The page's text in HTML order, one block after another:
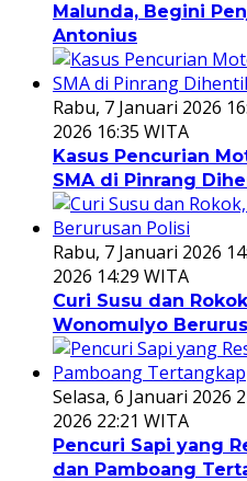
Malunda, Begini
Antonius
Rabu, 7 Januari 2026
2026 16:35 WITA
Kasus Pencurian
SMA di Pinrang
Rabu, 7 Januari 2026
2026 14:29 WITA
Curi Susu dan
Wonomulyo
Selasa, 6 Januari 2026
2026 22:21 WITA
Pencuri Sapi yang
dan Pamboang